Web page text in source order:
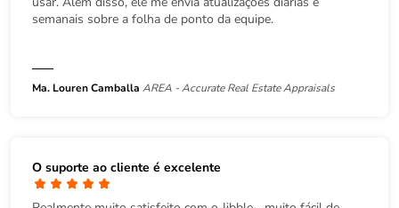
semanais sobre a folha de ponto da equipe.
Ma. Louren Camballa AREA - Accurate Real Estate Appraisals
O suporte ao cliente é excelente